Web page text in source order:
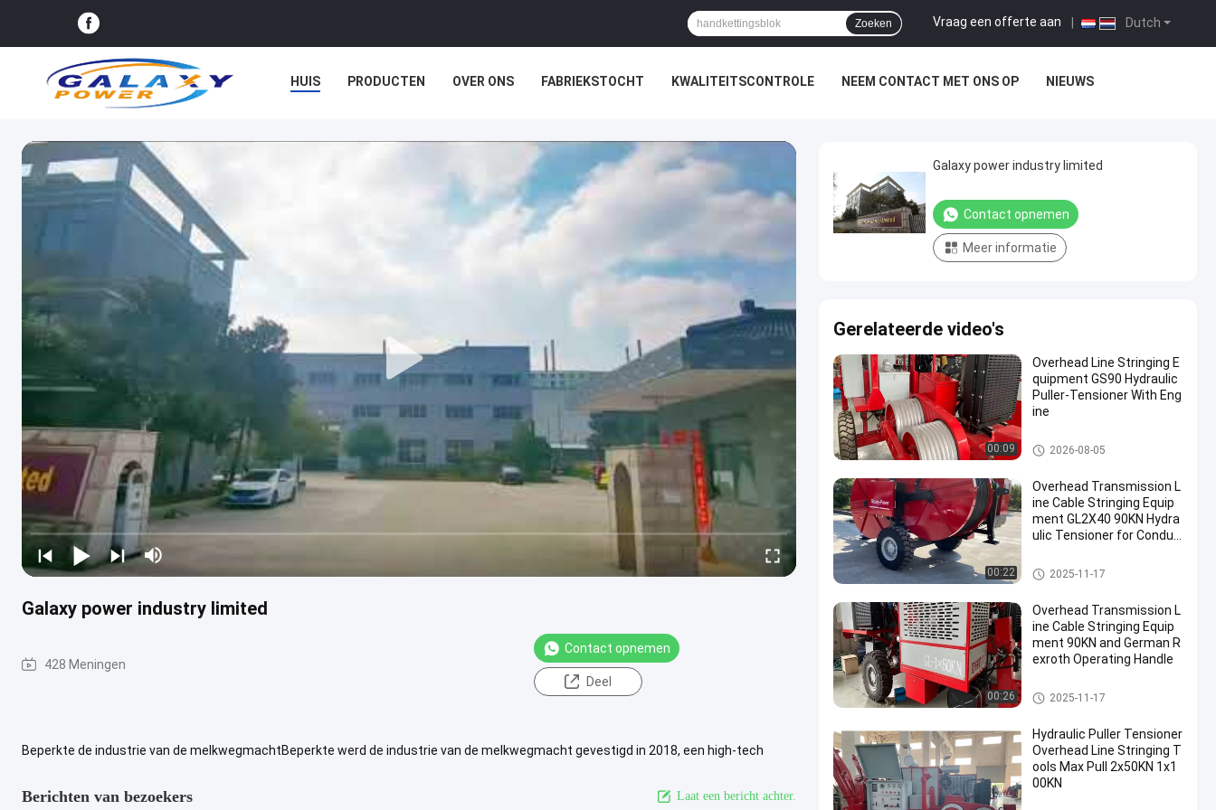
Dutch
Vraag een offerte aan
Zoeken
HUIS PRODUCTEN OVER ONS FABRIEKSTOCHT KWALITEITSCONTROLE NEEM CONTACT MET ONS OP NIEUWS
Galaxy power industry limited
428 Meningen
Contact opnemen
Deel
Beperkte de industrie van de melkwegmachtBeperkte werd de industrie van de melkwegmacht gevestigd in 2018, een high-tech
Berichten van bezoekers Laat een bericht achter.
Galaxy power industry limited
Contact opnemen
Meer informatie
Gerelateerde video's
00:09
Overhead Line Stringing E
quipment GS90 Hydraulic
Puller-Tensioner With Eng
ine
het materiaal van de transmis
sielijn
2026-08-05
00:22
Overhead Transmission L
ine Cable Stringing Equip
ment GL2X40 90KN Hydra
ulic Tensioner for Conduc
hydraulische kabelspanner
2025-11-17
00:26
Overhead Transmission L
ine Cable Stringing Equip
ment 90KN and German R
exroth Operating Handle
Het vastbinden van Materiaal
2025-11-17
Hydraulic Puller Tensioner
Overhead Line Stringing T
ools Max Pull 2x50KN 1x1
00KN